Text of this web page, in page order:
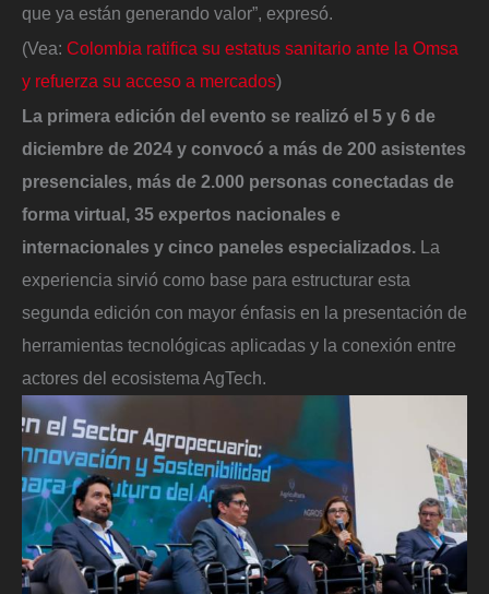
que ya están generando valor”, expresó.
(Vea: Colombia ratifica su estatus sanitario ante la Omsa
y refuerza su acceso a mercados)
La primera edición del evento se realizó el 5 y 6 de
diciembre de 2024 y convocó a más de 200 asistentes
presenciales, más de 2.000 personas conectadas de
forma virtual, 35 expertos nacionales e
internacionales y cinco paneles especializados. La
experiencia sirvió como base para estructurar esta
segunda edición con mayor énfasis en la presentación de
herramientas tecnológicas aplicadas y la conexión entre
actores del ecosistema AgTech.